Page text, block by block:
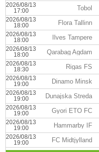
2026/08/13
17:00
Tobol
2026/08/13
18:00
Flora Tallinn
2026/08/13
18:00
Ilves Tampere
2026/08/13
18:00
Qarabag Agdam
2026/08/13
18:30
Rigas FS
2026/08/13
19:00
Dinamo Minsk
2026/08/13
19:00
Dunajska Streda
2026/08/13
19:00
Gyori ETO FC
2026/08/13
19:00
Hammarby IF
2026/08/13
19:00
FC Midtjylland